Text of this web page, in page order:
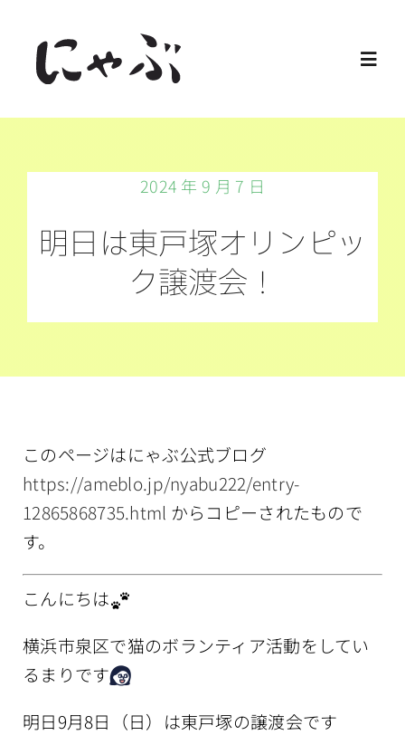
content
譲渡会
ご支援
2024 年 9 月 7 日
明日は東戸塚オリンピッ
ク譲渡会！
このページはにゃぶ公式ブログ
https://ameblo.jp/nyabu222/entry-
12865868735.html からコピーされたもので
す。
こんにちは
横浜市泉区で猫のボランティア活動をしてい
るまりです
明日9月8日（日）は東戸塚の譲渡会です